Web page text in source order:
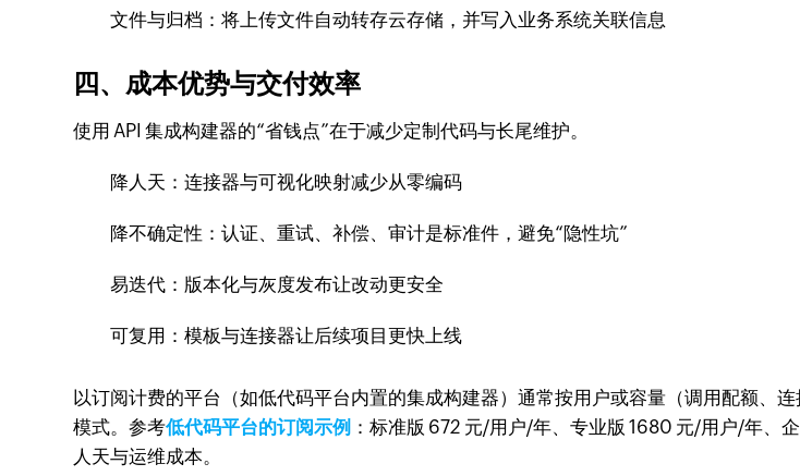
文件与归档：将上传文件自动转存云存储，并写入业务系统关联信息
四、成本优势与交付效率
使用 API 集成构建器的“省钱点”在于减少定制代码与长尾维护。
降人天：连接器与可视化映射减少从零编码
降不确定性：认证、重试、补偿、审计是标准件，避免“隐性坑”
易迭代：版本化与灰度发布让改动更安全
可复用：模板与连接器让后续项目更快上线
以订阅计费的平台（如低代码平台内置的集成构建器）通常按用户或容量（调用配额、
模式。参考低代码平台的订阅示例 ：标准版 672 元/用户/年、专业版 1680 元/用户/年、
人天与运维成本。